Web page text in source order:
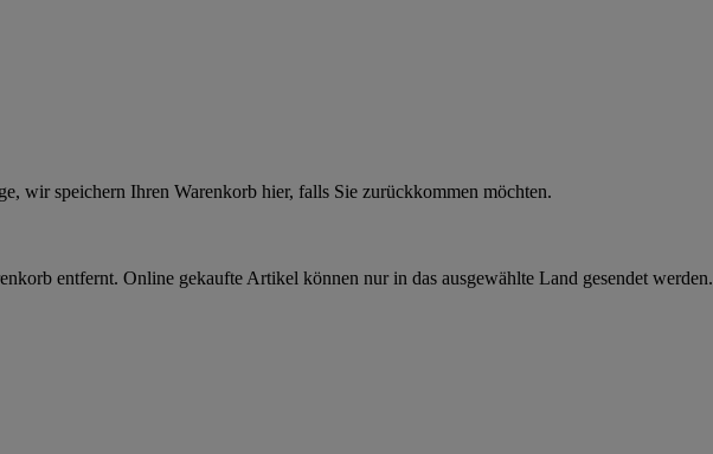
wir speichern Ihren Warenkorb hier, falls Sie zurückkommen möchten.
entfernt. Online gekaufte Artikel können nur in das ausgewählte Land gesendet werden.